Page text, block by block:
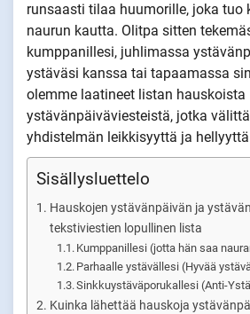
runsaasti tilaa huumorille, joka tuo
naurun kautta. Olitpa sitten
kumppanillesi, juhlimassa
ystäväsi kanssa tai tapaamassa
olemme laatineet listan hauskoista
ystävänpäiväviesteistä, jotka
yhdistelmän leikkisyyttä ja
Sisällysluettelo
Hauskojen ystävänpäivän ja
tekstiviestien lopullinen lista
Kumppanillesi (jotta hän saa
Parhaalle ystävällesi (Hyvää
Sinkkuystäväporukallesi (Anti-
Kuinka lähettää hauskoja